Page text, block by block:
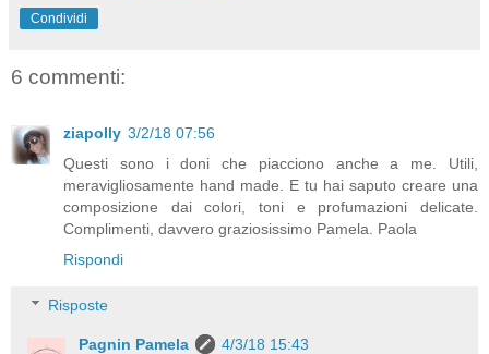
Condividi
6 commenti:
ziapolly 3/2/18 07:56
Questi sono i doni che piacciono anche a me. Utili,
meravigliosamente hand made. E tu hai saputo creare una
composizione dai colori, toni e profumazioni delicate.
Complimenti, davvero graziosissimo Pamela. Paola
Rispondi
Risposte
Pagnin Pamela
4/3/18 15:43